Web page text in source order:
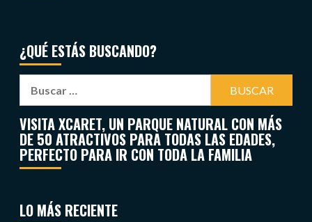
¿QUÉ ESTÁS BUSCANDO?
VISITA XCARET, UN PARQUE NATURAL CON MÁS
DE 50 ATRACTIVOS PARA TODAS LAS EDADES,
PERFECTO PARA IR CON TODA LA FAMILIA
LO MÁS RECIENTE